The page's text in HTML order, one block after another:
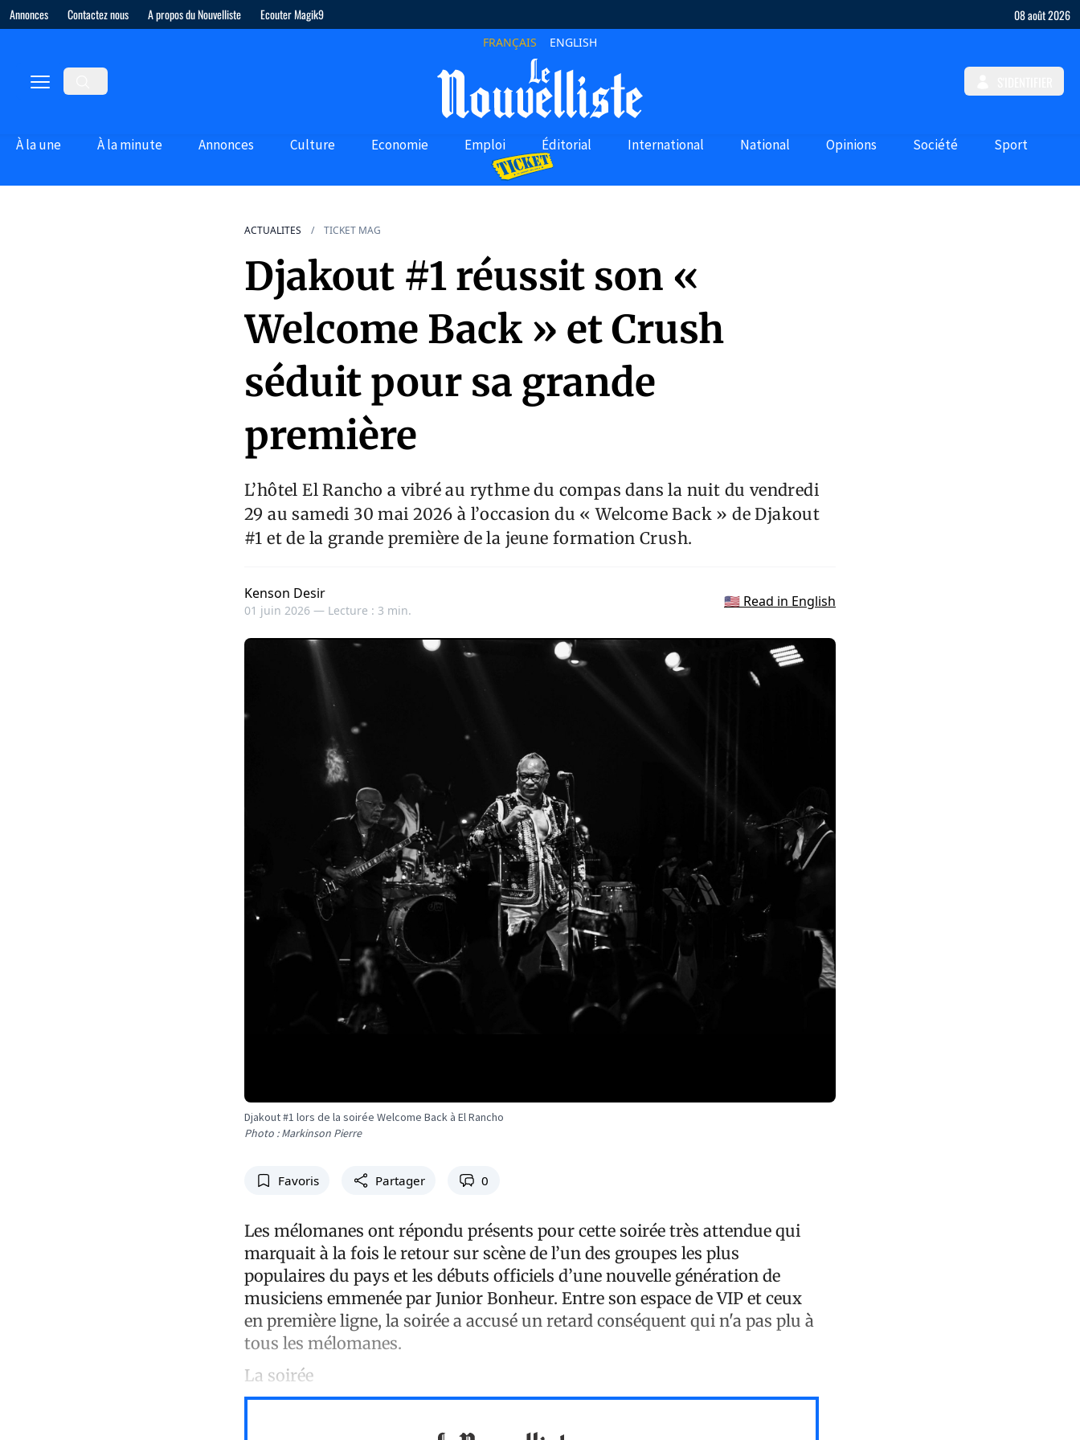
Annonces Contactez nous A propos du Nouvelliste Ecouter Magik9 08 août 2026
FRANÇAIS ENGLISH
À la une À la minute Annonces Culture Economie Emploi Éditorial International National Opinions Société Sport
ACTUALITES TICKET MAG
Djakout #1 réussit son «
Welcome Back » et Crush
séduit pour sa grande
première
L’hôtel El Rancho a vibré au rythme du compas dans la nuit du vendredi
29 au samedi 30 mai 2026 à l’occasion du « Welcome Back » de Djakout
#1 et de la grande première de la jeune formation Crush.
Kenson Desir
01 juin 2026 — Lecture : 3 min.
🇺🇸 Read in English
Djakout #1 lors de la soirée Welcome Back à El Rancho
Photo : Markinson Pierre
Favoris Partager 0
Les mélomanes ont répondu présents pour cette soirée très attendue qui
marquait à la fois le retour sur scène de l’un des groupes les plus
populaires du pays et les débuts officiels d’une nouvelle génération de
musiciens emmenée par Junior Bonheur. Entre son espace de VIP et ceux
en première ligne, la soirée a accusé un retard conséquent qui n'a pas plu à
tous les mélomanes.
La soirée